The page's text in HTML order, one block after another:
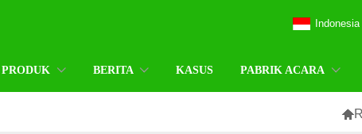
PRODUK BERITA KASUS PABRIK ACARA
Indonesia
